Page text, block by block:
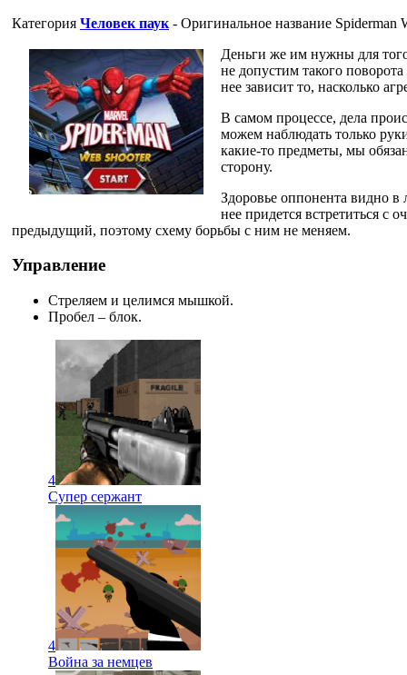
Категория Человек паук - Оригинальное название Spiderman
Деньги же им нужны для
не допустим такого
нее зависит то, насколько
В самом процессе, дела
можем наблюдать только
какие-то предметы, мы
сторону.
Здоровье оппонента видно в
нее придется встретиться с
предыдущий, поэтому схему борьбы с ним не меняем.
Управление
Стреляем и целимся мышкой.
Пробел – блок.
4
Супер сержант
4
Война за немцев